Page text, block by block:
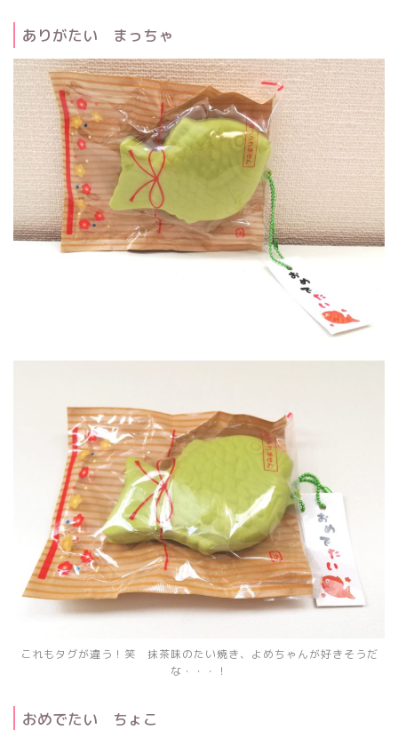
ありがたい まっちゃ
これもタグが違う！笑 抹茶味のたい焼き、よめちゃんが好きそうだ
な・・・！
おめでたい ちょこ